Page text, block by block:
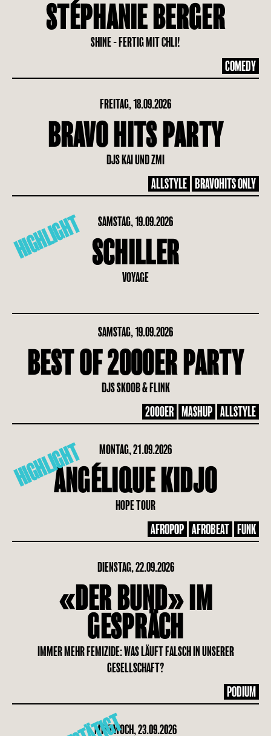
STÉPHANIE BERGER
SHINE - FERTIG MIT CHLI!
COMEDY
FREITAG, 18.09.2026
BRAVO HITS PARTY
DJS KAI UND ZMI
ALLSTYLE BRAVOHITS ONLY
SAMSTAG, 19.09.2026
HIGHLIGHT SCHILLER
VOYAGE
SAMSTAG, 19.09.2026
BEST OF 2000ER PARTY
DJS SKOOB & FLINK
2000ER MASHUP ALLSTYLE
MONTAG, 21.09.2026
HIGHLIGHTANGÉLIQUE KIDJO
HOPE TOUR
AFROPOP AFROBEAT FUNK
DIENSTAG, 22.09.2026
«DER BUND» IM
GESPRÄCH
IMMER MEHR FEMIZIDE: WAS LÄUFT FALSCH IN UNSERER
GESELLSCHAFT?
PODIUM
MITTWOCH, 23.09.2026